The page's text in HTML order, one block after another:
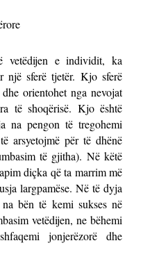
vetëdijen e individit, ka
një sferë tjetër. Kjo sferë
orientohet nga nevojat
të shoqërisë. Kjo është
na pengon të tregohemi
arsyetojmë për të dhënë
të gjitha). Në këtë
diçka që ta marrim më
largpamëse. Në të dyja
bën të kemi sukses në
vetëdijen, ne bëhemi
jonjerëzorë dhe